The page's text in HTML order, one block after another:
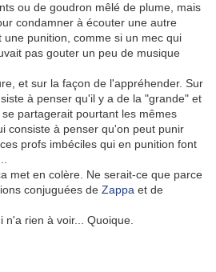
ou de goudron mêlé de plume, mais
condamner à écouter une autre
une punition, comme si un mec qui
pas gouter un peu de musique
et sur la façon de l'appréhender. Sur
à penser qu'il y a de la "grande" et
partagerait pourtant les mêmes
consiste à penser qu'on peut punir
profs imbéciles qui en punition font
met en colère. Ne serait-ce que parce
conjuguées de Zappa et de
rien à voir... Quoique.